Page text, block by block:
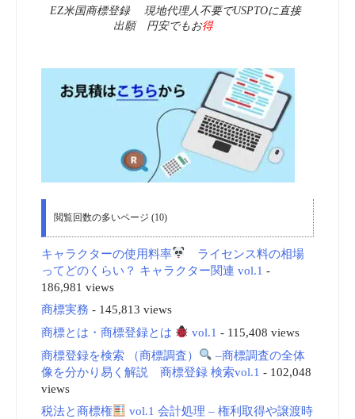
EZ米国商標登録 現地代理人不要でUSPTOに直接
出願 円安でもお得
閲覧回数の多いページ (10)
キャラクターの使用料率
ライセンス料の相場
ってどのくらい？ キャラクター関連 vol.1 -
186,981 views
商標実務 - 145,813 views
商標とは・商標登録とは
vol.1 - 115,408 views
商標登録を検索 （商標調査）
–商標調査の全体
像を分かり易く解説 商標登録 検索vol.1 - 102,048
views
税法と商標権
vol.1 会計処理 – 権利取得や譲渡時